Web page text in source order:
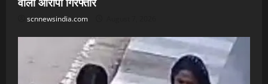
scnnewsindia.com